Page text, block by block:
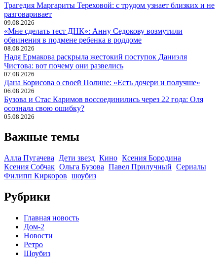
Трагедия Маргариты Тереховой: с трудом узнает близких и не
разговаривает
09.08.2026
«Мне сделать тест ДНК»: Анну Седокову возмутили
обвинения в подмене ребенка в роддоме
08.08.2026
Надя Ермакова раскрыла жестокий поступок Даниэля
Чистова: вот почему они развелись
07.08.2026
Дана Борисова о своей Полине: «Есть дочери и получше»
06.08.2026
Бузова и Стас Каримов воссоединились через 22 года: Оля
осознала свою ошибку?
05.08.2026
Важные темы
Алла Пугачева Дети звезд Кино Ксения Бородина
Ксения Собчак Ольга Бузова Павел Прилучный Сериалы
Филипп Киркоров шоубиз
Рубрики
Главная новость
Дом-2
Новости
Ретро
Шоубиз